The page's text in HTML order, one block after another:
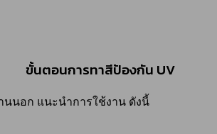
ขั้นตอนการทาสีป้องกัน UV
นนอก แนะนำการใช้งาน ดังนี้